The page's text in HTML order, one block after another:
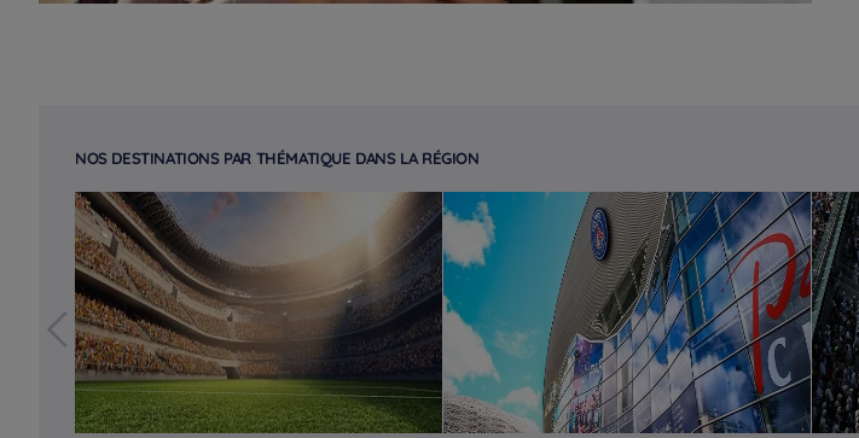
NOS DESTINATIONS PAR THÉMATIQUE DANS LA RÉGION